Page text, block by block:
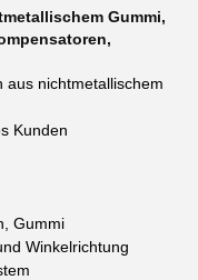
Gummi,
,
aus nichtmetallischem
Kunden
Gummi
Winkelrichtung